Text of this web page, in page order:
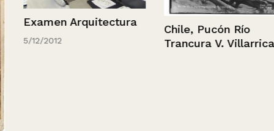
Examen Arquitectura
5/12/2012
Chile, Pucón Río
Trancura V. Villarrica